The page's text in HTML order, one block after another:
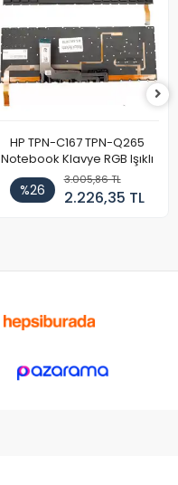
HP TPN-C167 TPN-Q265
Notebook Klavye RGB Işıklı
%26
3.005,86 TL
2.226,35 TL